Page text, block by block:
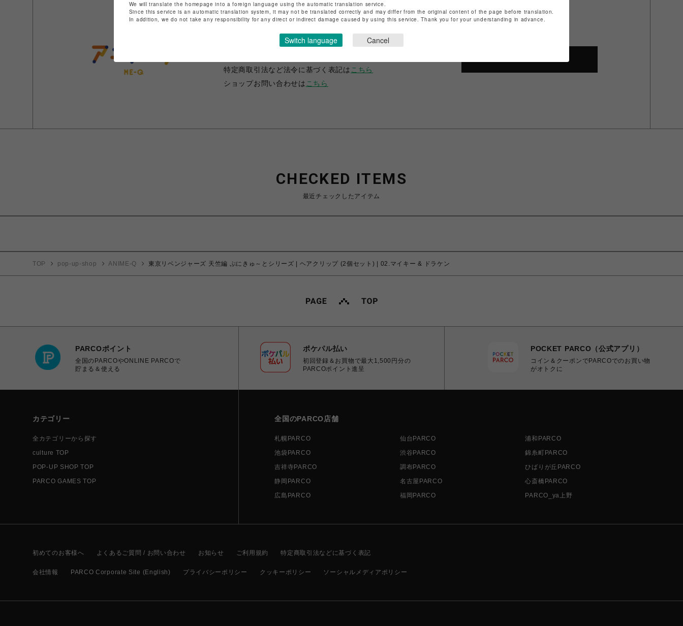
ANIME-Q
POP-UP SHOP
特定商取引法など法令に基づく表記は こちら
ショップお問い合わせは こちら
CHECKED ITEMS
最近チェックしたアイテム
TOP pop-up-shop ANIME-Q 東京リベンジャーズ 天竺編 ぷにきゅ～とシリーズ | ヘアクリップ (2個セット) | 02.マイキー & ドラケン
PARCOポイント
全国のPARCOやONLINE PARCOで
貯まる＆使える
ポケパル払い
初回登録＆お買物で最大1,500円分の
PARCOポイント進呈
POCKET PARCO（公式アプリ）
コイン＆クーポンでPARCOでのお買い物
がオトクに
カテゴリー
全カテゴリーから探す
culture TOP
POP-UP SHOP TOP
PARCO GAMES TOP
全国のPARCO店舗
札幌PARCO 仙台PARCO
浦和PARCO
池袋PARCO
渋谷PARCO
錦糸町PARCO
吉祥寺PARCO
調布PARCO
ひばりが丘PARCO
静岡PARCO
名古屋PARCO
心斎橋PARCO
広島PARCO
福岡PARCO PARCO_ya上野
初めてのお客様へ よくあるご質問 / お問い合わせ お知らせ ご利用規約 特定商取引法などに基づく表記
会社情報 PARCO Corporate Site (English) プライバシーポリシー クッキーポリシー ソーシャルメディアポリシー
We will translate the homepage into a foreign language using the automatic translation service.
Since this service is an automatic translation system, it may not be translated correctly and may differ from the original content of the page before translation.
In addition, we do not take any responsibility for any direct or indirect damage caused by using this service. Thank you for your understanding in advance.
Switch language Cancel